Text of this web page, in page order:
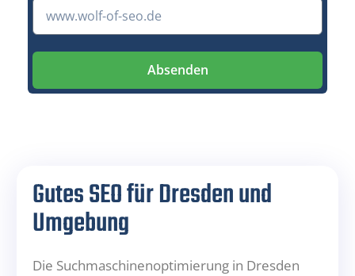
Absenden
Gutes SEO für Dresden und
Umgebung
Die Suchmaschinenoptimierung in Dresden